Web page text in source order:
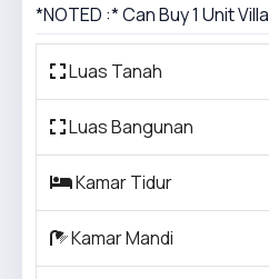
*NOTED :* Can Buy 1 Unit Villa
Luas Tanah
Luas Bangunan
Kamar Tidur
Kamar Mandi